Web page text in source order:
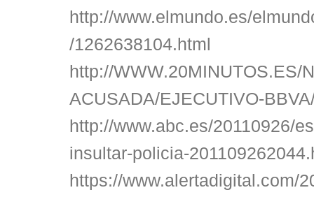
http://www.elmundo.es/
/1262638104.html
http://WWW.20MINUTOS.ES/
ACUSADA/EJECUTIVO-
http://www.abc.es/20110926/
insultar-policia-
https://www.alertadigital.com/